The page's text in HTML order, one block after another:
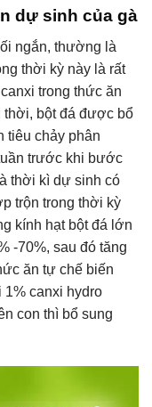
dự sinh của gà
ngắn, thường là
thời kỳ này là rất
trong thức ăn
thời, bột đá được bổ
tiêu chảy phân
trước khi bước
thời kì dự sinh có
trộn trong thời kỳ
kính hạt bột đá lớn
-70%, sau đó tăng
ăn tự chế biến
canxi hydro
con thì bổ sung